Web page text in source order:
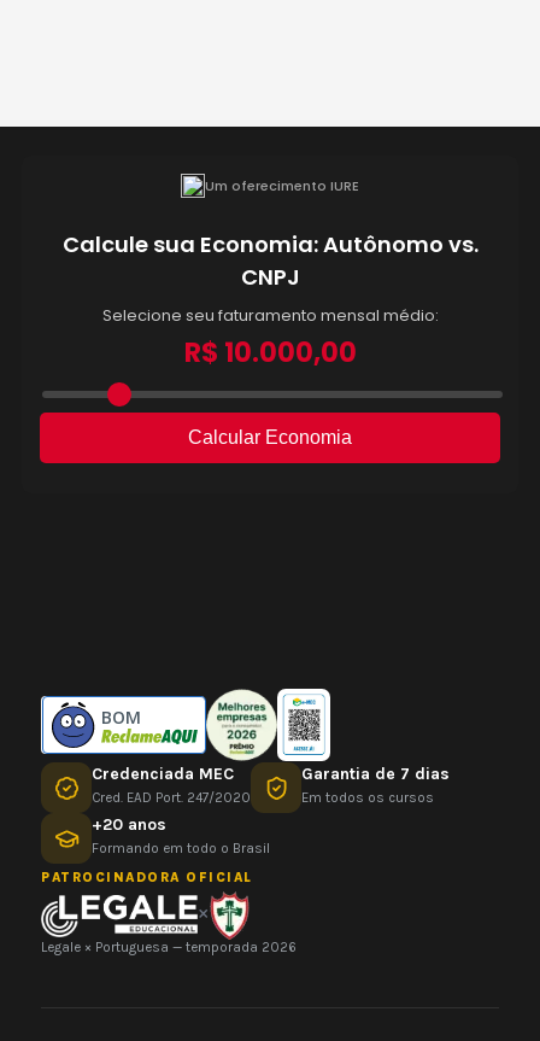
BOM
Credenciada MEC
Cred. EAD Port. 247/2020
Garantia de 7 dias
Em todos os cursos
+20 anos
Formando em todo o Brasil
PATROCINADORA OFICIAL
×
Legale × Portuguesa — temporada 2026